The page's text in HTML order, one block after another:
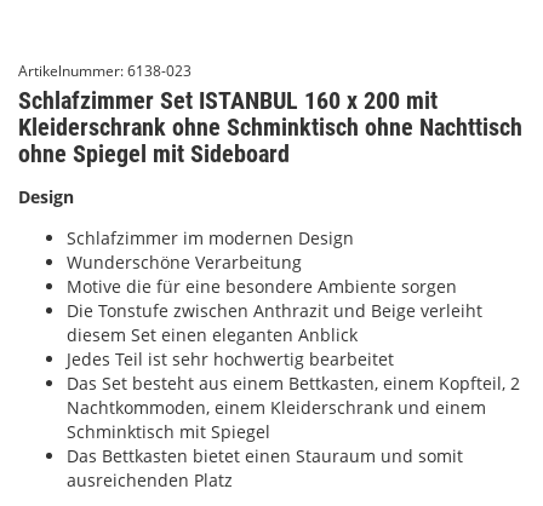
Artikelnummer:6138-023
Schlafzimmer Set ISTANBUL 160 x 200 mit
Kleiderschrank ohne Schminktisch ohne Nachttisch
ohne Spiegel mit Sideboard
Design
Schlafzimmer im modernen Design
Wunderschöne Verarbeitung
Motive die für eine besondere Ambiente sorgen
Die Tonstufe zwischen Anthrazit und Beige verleiht
diesem Set einen eleganten Anblick
Jedes Teil ist sehr hochwertig bearbeitet
Das Set besteht aus einem Bettkasten, einem Kopfteil, 2
Nachtkommoden, einem Kleiderschrank und einem
Schminktisch mit Spiegel
Das Bettkasten bietet einen Stauraum und somit
ausreichenden Platz